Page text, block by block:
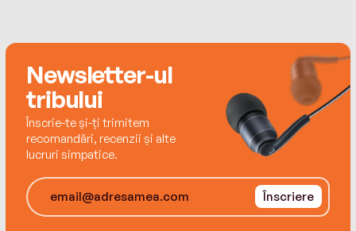
Newsletter-ul
tribului
Înscrie-te și-ți trimitem
recomandări, recenzii și alte
lucruri simpatice.
Înscriere